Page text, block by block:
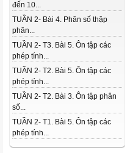
đến 10...
TUẦN 2- Bài 4. Phân số thập
phân...
TUẦN 2- T3. Bài 5. Ôn tập các
phép tính...
TUẦN 2- T2. Bài 5. Ôn tập các
phép tính...
TUẦN 2- T2. Bài 3. Ôn tập phân
số...
TUẦN 2- T1. Bài 5. Ôn tập các
phép tính...